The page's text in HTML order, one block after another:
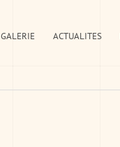
GALERIE ACTUALITES